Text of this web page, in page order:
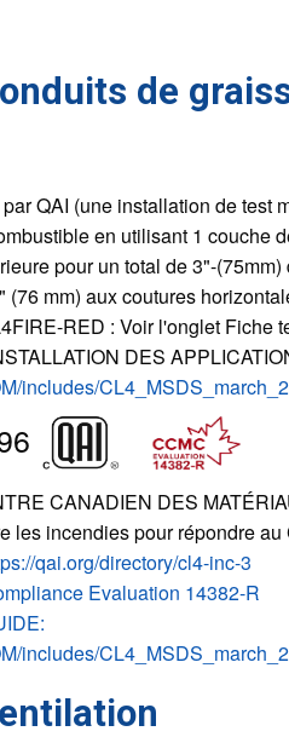
de
QAI (une installation de
en utilisant 1 couche
pour un total de 3"-
mm) aux coutures
RED : Voir l'onglet Fiche
DES
includes/
CANADIEN DES
les incendies pour répondre
qai.org/directory/cl4-inc-3
Evaluation 14382-R
includes/